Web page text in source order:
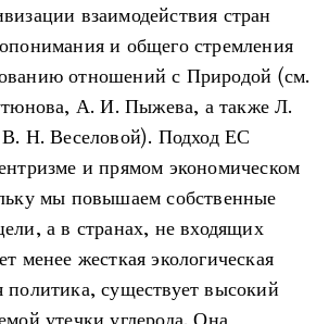
взаимодействия стран
и общего стремления
отношений с Природой (см.
А. И. Пыжева, а также Л.
Н. Веселовой). Подход ЕС
и прямом экономическом
мы повышаем собственные
а в странах, не входящих
менее жесткая экологическая
политика, существует высокий